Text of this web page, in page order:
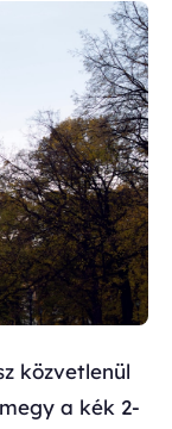
közvetlenül
a kék 2-